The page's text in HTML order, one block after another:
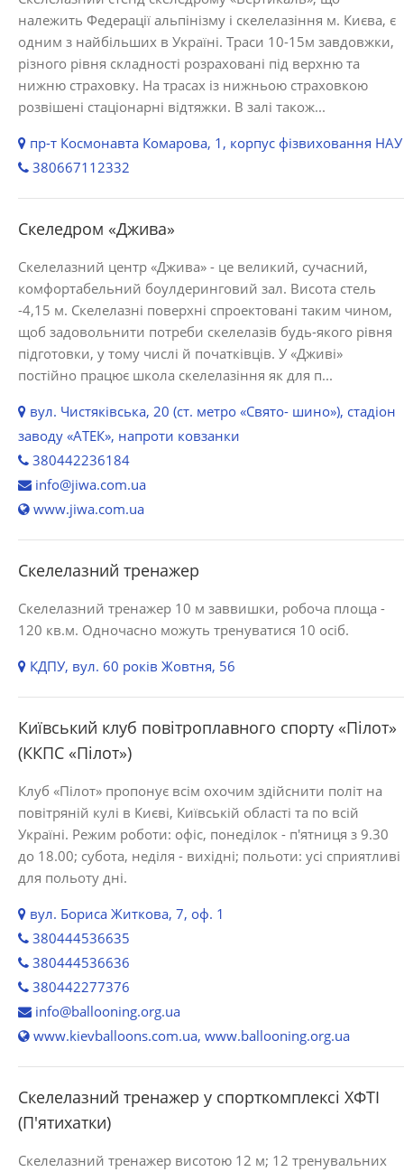
належить Федерації альпінізму і скелелазіння м. Києва, є
одним з найбільших в Україні. Траси 10-15м завдовжки,
різного рівня складності розраховані під верхню та
нижню страховку. На трасах із нижньою страховкою
розвішені стаціонарні відтяжки. В залі також...
пр-т Космонавта Комарова, 1, корпус фізвиховання НАУ
380667112332
Скеледром «Джива»
Скелелазний центр «Джива» - це великий, сучасний,
комфортабельний боулдеринговий зал. Висота стель
-4,15 м. Скелелазні поверхні спроектовані таким чином,
щоб задовольнити потреби скелелазів будь-якого рівня
підготовки, у тому числі й початківців. У «Дживі»
постійно працює школа скелелазіння як для п...
вул. Чистяківська, 20 (ст. метро «Свято- шино»), стадіон
заводу «АТЕК», напроти ковзанки
380442236184
info@jiwa.com.ua
www.jiwa.com.ua
Скелелазний тренажер
Скелелазний тренажер 10 м заввишки, робоча площа -
120 кв.м. Одночасно можуть тренуватися 10 осіб.
КДПУ, вул. 60 років Жовтня, 56
Київський клуб повітроплавного спорту «Пілот»
(ККПС «Пілот»)
Клуб «Пілот» пропонує всім охочим здійснити політ на
повітряній кулі в Києві, Київській області та по всій
Україні. Режим роботи: офіс, понеділок - п'ятниця з 9.30
до 18.00; субота, неділя - вихідні; польоти: усі сприятливі
для польоту дні.
вул. Бориса Житкова, 7, оф. 1
380444536635
380444536636
380442277376
info@ballooning.org.ua
www.kievballoons.com.ua, www.ballooning.org.ua
Скелелазний тренажер у спорткомплексі ХФТІ
(П'ятихатки)
Скелелазний тренажер висотою 12 м; 12 тренувальних